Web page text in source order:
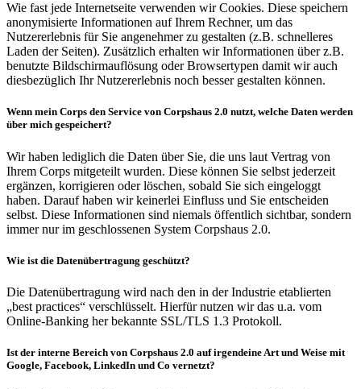
Wie fast jede Internetseite verwenden wir Cookies. Diese speichern
anonymisierte Informationen auf Ihrem Rechner, um das
Nutzererlebnis für Sie angenehmer zu gestalten (z.B. schnelleres
Laden der Seiten). Zusätzlich erhalten wir Informationen über z.B.
benutzte Bildschirmauflösung oder Browsertypen damit wir auch
diesbezüglich Ihr Nutzererlebnis noch besser gestalten können.
Wenn mein Corps den Service von Corpshaus 2.0 nutzt, welche Daten werden
über mich gespeichert?
Wir haben lediglich die Daten über Sie, die uns laut Vertrag von
Ihrem Corps mitgeteilt wurden. Diese können Sie selbst jederzeit
ergänzen, korrigieren oder löschen, sobald Sie sich eingeloggt
haben. Darauf haben wir keinerlei Einfluss und Sie entscheiden
selbst. Diese Informationen sind niemals öffentlich sichtbar, sondern
immer nur im geschlossenen System Corpshaus 2.0.
Wie ist die Datenübertragung geschützt?
Die Datenübertragung wird nach den in der Industrie etablierten
„best practices“ verschlüsselt. Hierfür nutzen wir das u.a. vom
Online-Banking her bekannte SSL/TLS 1.3 Protokoll.
Ist der interne Bereich von Corpshaus 2.0 auf irgendeine Art und Weise mit
Google, Facebook, LinkedIn und Co vernetzt?